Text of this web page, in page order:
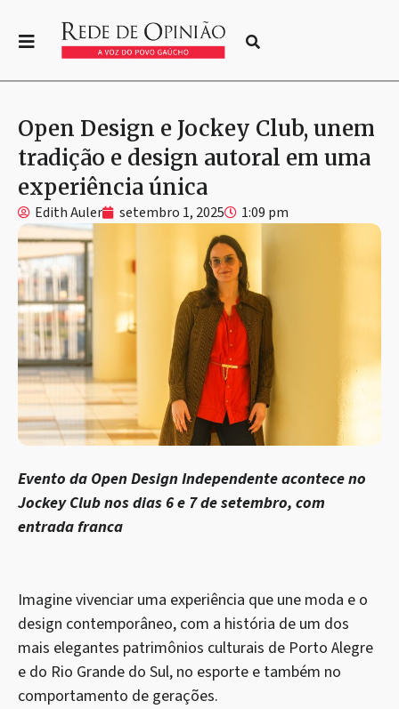
Open Design e Jockey Club, unem
tradição e design autoral em uma
experiência única
Edith Auler setembro 1, 2025 1:09 pm
Evento da Open Design Independente acontece no
Jockey Club nos dias 6 e 7 de setembro, com
entrada franca
Imagine vivenciar uma experiência que une moda e o
design contemporâneo, com a história de um dos
mais elegantes patrimônios culturais de Porto Alegre
e do Rio Grande do Sul, no esporte e também no
comportamento de gerações.